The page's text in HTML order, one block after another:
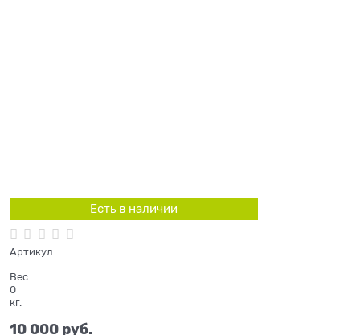
Есть в наличии
Артикул:
Вес:
0
кг.
10 000 руб.